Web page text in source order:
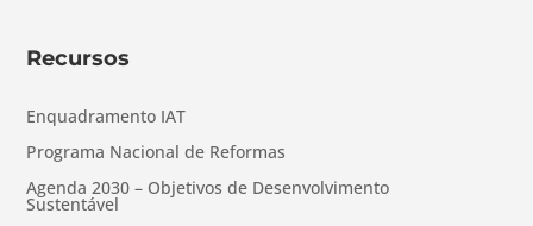
Recursos
Enquadramento IAT
Programa Nacional de Reformas
Agenda 2030 – Objetivos de Desenvolvimento
Sustentável